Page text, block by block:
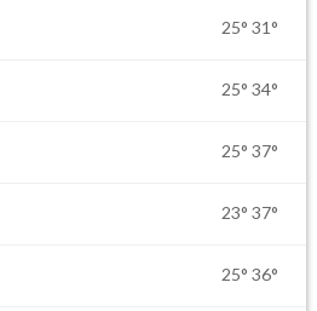
25° 31°
25° 34°
25° 37°
23° 37°
25° 36°